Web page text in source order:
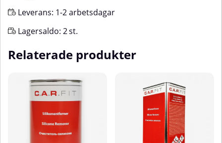
Leverans: 1-2 arbetsdagar
Lagersaldo: 2st.
Relaterade produkter